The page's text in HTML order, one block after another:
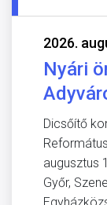
2026.
Nyári
Dicsőítő
augusztus
Győr,